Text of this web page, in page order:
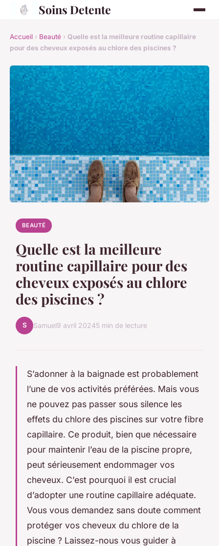
Soins Detente
Accueil › Beauté › Quelle est la meilleure routine capillaire
pour des cheveux exposés au chlore des piscines ?
BEAUTÉ
Quelle est la meilleure
routine capillaire pour des
cheveux exposés au chlore
des piscines ?
S Samuel9 avril 20245 min de lecture
S’adonner à la baignade est probablement
l’une de vos activités préférées. Mais vous
ne pouvez pas passer sous silence les
effets du chlore des piscines sur votre fibre
capillaire. Ce produit, bien que nécessaire
pour maintenir l’eau de la piscine propre,
peut sérieusement endommager vos
cheveux. C’est pourquoi il est crucial
d’adopter une routine capillaire adéquate.
Vous vous demandez sans doute comment
protéger vos cheveux du chlore de la
piscine ? Laissez-nous vous guider à